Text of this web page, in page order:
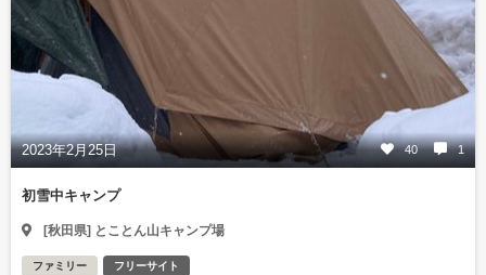
2023年2月25日 40 1
初雪中キャンプ
[秋田県] とことん山キャンプ場
ファミリー フリーサイト